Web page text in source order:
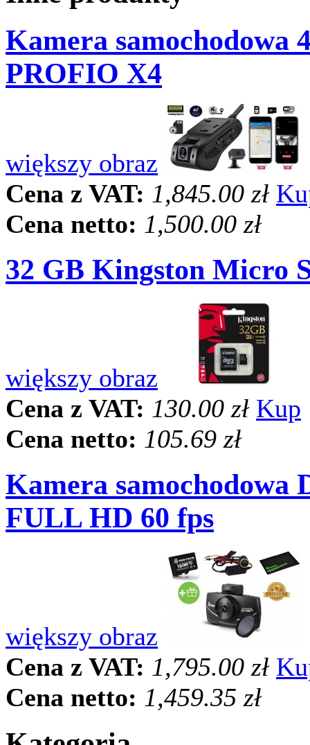
Kamera samochodowa
PROFIO X4
większy obraz
Cena z VAT: 1,845.00 zł
Cena netto: 1,500.00 zł
32 GB Kingston Micro
większy obraz
Cena z VAT: 130.00 zł Kup
Cena netto: 105.69 zł
Kamera samochodowa
FULL HD 60 fps
większy obraz
Cena z VAT: 1,795.00 zł
Cena netto: 1,459.35 zł